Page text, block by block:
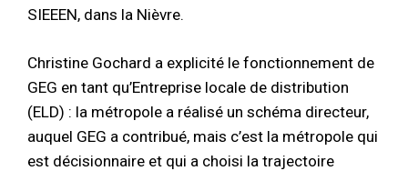
SIEEEN, dans la Nièvre.
Christine Gochard a explicité le fonctionnement de
GEG en tant qu’Entreprise locale de distribution
(ELD) : la métropole a réalisé un schéma directeur,
auquel GEG a contribué, mais c’est la métropole qui
est décisionnaire et qui a choisi la trajectoire